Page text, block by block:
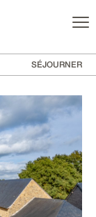
SÉJOURNER